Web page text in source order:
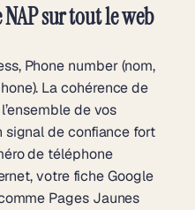
sur tout le web
Phone number (nom,
La cohérence de
de vos
signal de confiance fort
de téléphone
votre fiche Google
Pages Jaunes